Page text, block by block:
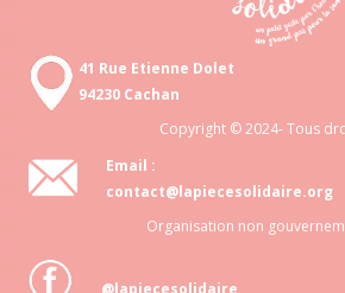
41 Rue Etienne Dolet
94230 Cachan
Copyright © 2024- Tous
Email :
contact@lapiecesolidaire.org
Organisation non
@lapiecesolidaire